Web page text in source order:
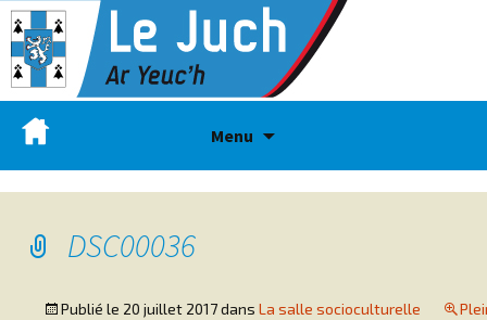
Menu
DSC00036
Publié le 20 juillet 2017dans La salle socioculturelle